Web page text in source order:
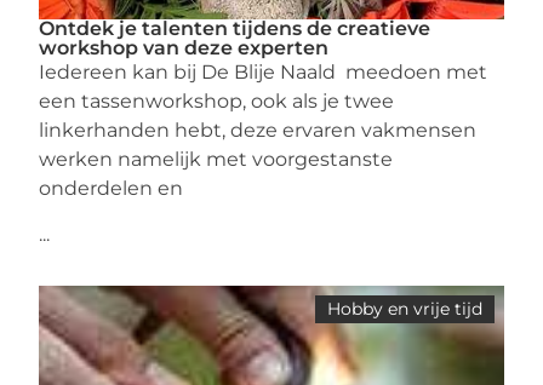
Ontdek je talenten tijdens de creatieve
workshop van deze experten
Iedereen kan bij De Blije Naald meedoen met
een tassenworkshop, ook als je twee
linkerhanden hebt, deze ervaren vakmensen
werken namelijk met voorgestanste
onderdelen en
...
Hobby en vrije tijd